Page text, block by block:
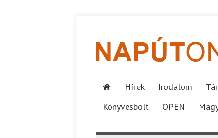
Hírek Irodalom
Könyvesbolt
OPEN